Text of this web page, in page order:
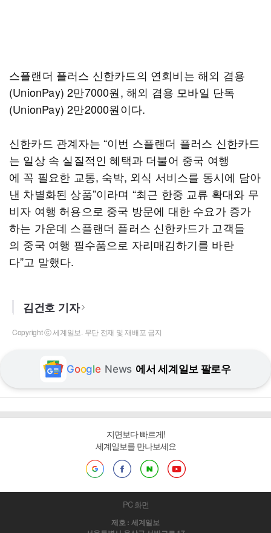
스플랜더 플러스 신한카드의 연회비는 해외 겸용
(UnionPay) 2만7000원, 해외 겸용 모바일 단독
(UnionPay) 2만2000원이다.
신한카드 관계자는 “이번 스플랜더 플러스 신한카드
는 일상 속 실질적인 혜택과 더불어 중국 여행
에 꼭 필요한 교통, 숙박, 외식 서비스를 동시에 담아
낸 차별화된 상품”이라며 “최근 한중 교류 확대와 무
비자 여행 허용으로 중국 방문에 대한 수요가 증가
하는 가운데 스플랜더 플러스 신한카드가 고객들
의 중국 여행 필수품으로 자리매김하기를 바란
다”고 말했다.
김건호 기자
Copyright ⓒ 세계일보. 무단 전재 및 재배포 금지
Google News 에서 세계일보 팔로우
지면보다 빠르게!
세계일보를 만나보세요
PC 화면
제호 : 세계일보